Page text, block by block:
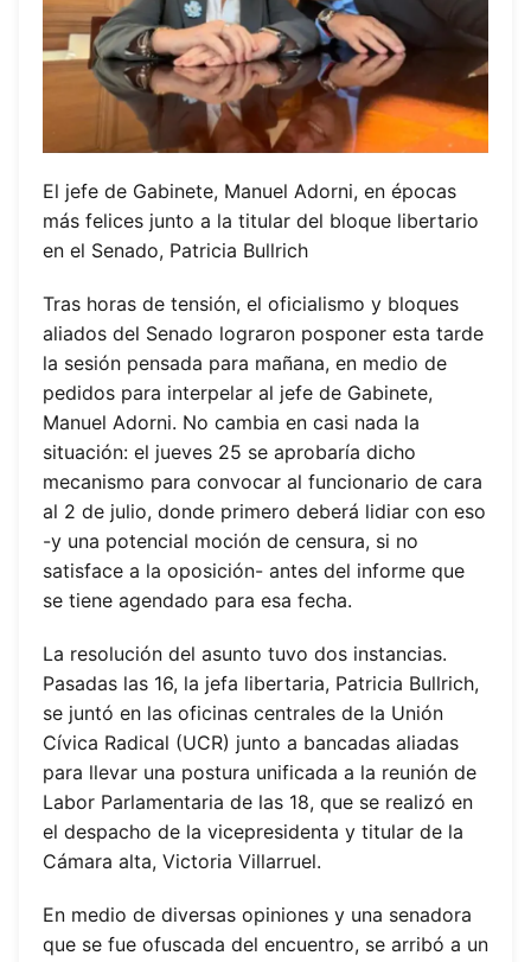
El jefe de Gabinete, Manuel Adorni, en épocas
más felices junto a la titular del bloque libertario
en el Senado, Patricia Bullrich
Tras horas de tensión, el oficialismo y bloques
aliados del Senado lograron posponer esta tarde
la sesión pensada para mañana, en medio de
pedidos para interpelar al jefe de Gabinete,
Manuel Adorni. No cambia en casi nada la
situación: el jueves 25 se aprobaría dicho
mecanismo para convocar al funcionario de cara
al 2 de julio, donde primero deberá lidiar con eso
-y una potencial moción de censura, si no
satisface a la oposición- antes del informe que
se tiene agendado para esa fecha.
La resolución del asunto tuvo dos instancias.
Pasadas las 16, la jefa libertaria, Patricia Bullrich,
se juntó en las oficinas centrales de la Unión
Cívica Radical (UCR) junto a bancadas aliadas
para llevar una postura unificada a la reunión de
Labor Parlamentaria de las 18, que se realizó en
el despacho de la vicepresidenta y titular de la
Cámara alta, Victoria Villarruel.
En medio de diversas opiniones y una senadora
que se fue ofuscada del encuentro, se arribó a un